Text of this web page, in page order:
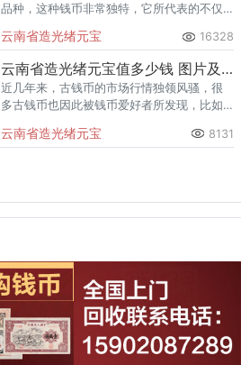
品种，这种钱币非常独特，它所代表的不仅
目前云南省造光绪元宝三钱六分作为古货币
也深受收藏人士的喜爱。
云南省造光绪元宝 16328
云南省造光绪元宝值多少钱 图片及价格
近几年来，古钱币的市场行情独领风骚，很
多古钱币也因此被钱币爱好者所发现，比如
造的钱币，此版钱币铸造设计独特、雕刻精
云南省造光绪元宝 8131